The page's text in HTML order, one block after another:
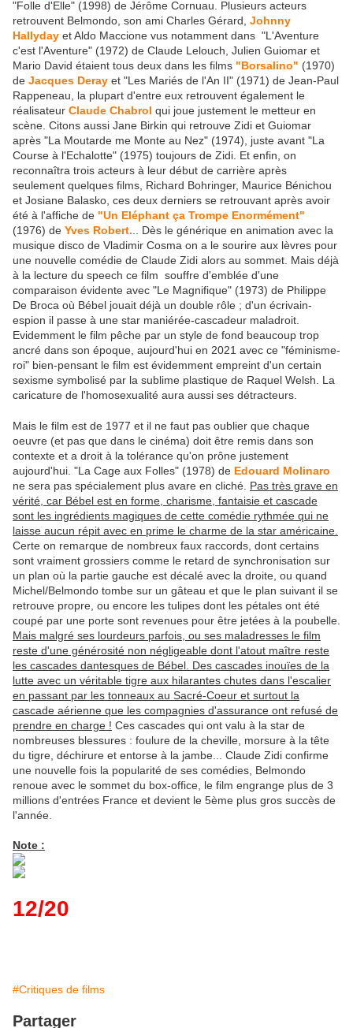
"Folle d'Elle" (1998) de Jérôme Cornuau. Plusieurs acteurs
retrouvent Belmondo, son ami Charles Gérard, Johnny
Hallyday et Aldo Maccione vus notamment dans "L'Aventure
c'est l'Aventure" (1972) de Claude Lelouch, Julien Guiomar et
Mario David étaient tous deux dans les films "Borsalino" (1970)
de Jacques Deray et "Les Mariés de l'An II" (1971) de Jean-Paul
Rappeneau, la plupart d'entre eux retrouvent également le
réalisateur Claude Chabrol qui joue justement le metteur en
scène. Citons aussi Jane Birkin qui retrouve Zidi et Guiomar
après "La Moutarde me Monte au Nez" (1974), juste avant "La
Course à l'Echalotte" (1975) toujours de Zidi. Et enfin, on
reconnaîtra trois acteurs à leur début de carrière après
seulement quelques films, Richard Bohringer, Maurice Bénichou
et Josiane Balasko, ces deux derniers se retrouvant après avoir
été à l'affiche de "Un Eléphant ça Trompe Enormément"
(1976) de Yves Robert. .. Dès le générique en animation avec la
musique disco de Vladimir Cosma on a le sourire aux lèvres pour
une nouvelle comédie de Claude Zidi alors au sommet. Mais déjà
à la lecture du speech ce film souffre d'emblée d'une
comparaison évidente avec "Le Magnifique" (1973) de Philippe
De Broca où Bébel jouait déjà un double rôle ; d'un écrivain-
espion il passe à une star maniérée-cascadeur maladroit.
Evidemment le film pêche par un style de fond beaucoup trop
ancré dans son époque, aujourd'hui en 2021 avec ce "féminisme-
roi" bien-pensant le film est évidemment empreint d'un certain
sexisme symbolisé par la sublime plastique de Raquel Welsh. La
caricature de l'homosexualité aura aussi ses détracteurs.
Mais le film est de 1977 et il ne faut pas oublier que chaque
oeuvre (et pas que dans le cinéma) doit être remis dans son
contexte et a droit à la tolérance qu'on prône justement
aujourd'hui. "La Cage aux Folles" (1978) de Edouard Molinaro
ne sera pas spécialement plus avare en cliché. Pas très grave en
vérité, car Bébel est en forme, charisme, fantaisie et cascade
sont les ingrédients magiques de cette comédie rythmée qui ne
laisse aucun répit avec en prime le charme de la star américaine.
Certe on remarque de nombreux faux raccords, dont certains
sont vraiment grossiers comme le retard de synchronisation sur
un plan où la partie gauche est décalé avec la droite, ou quand
Michel/Belmondo tombe sur un gâteau et que le plan suivant il se
retrouve propre, ou encore les tulipes dont les pétales ont été
coupé par une porte sont revenues pour être jetées à la poubelle.
Mais malgré ses lourdeurs parfois, ou ses maladresses le film
reste d'une générosité non négligeable dont l'atout maître reste
les cascades dantesques de Bébel. Des cascades inouïes de la
lutte avec un véritable tigre aux hilarantes chutes dans l'escalier
en passant par les tonneaux au Sacré-Coeur et surtout la
cascade aérienne que les compagnies d'assurance ont refusé de
prendre en charge ! Ces cascades qui ont valu à la star de
nombreuses blessures : foulure de la cheville, morsure à la tête
du tigre, déchirure et entorse à la jambe... Claude Zidi confirme
une nouvelle fois la popularité de ses comédies, Belmondo
renoue avec le sommet du box-office, le film engrange plus de 3
millions d'entrées France et devient le 5ème plus gros succès de
l'année.
Note :
12/20
#Critiques de films
Partager